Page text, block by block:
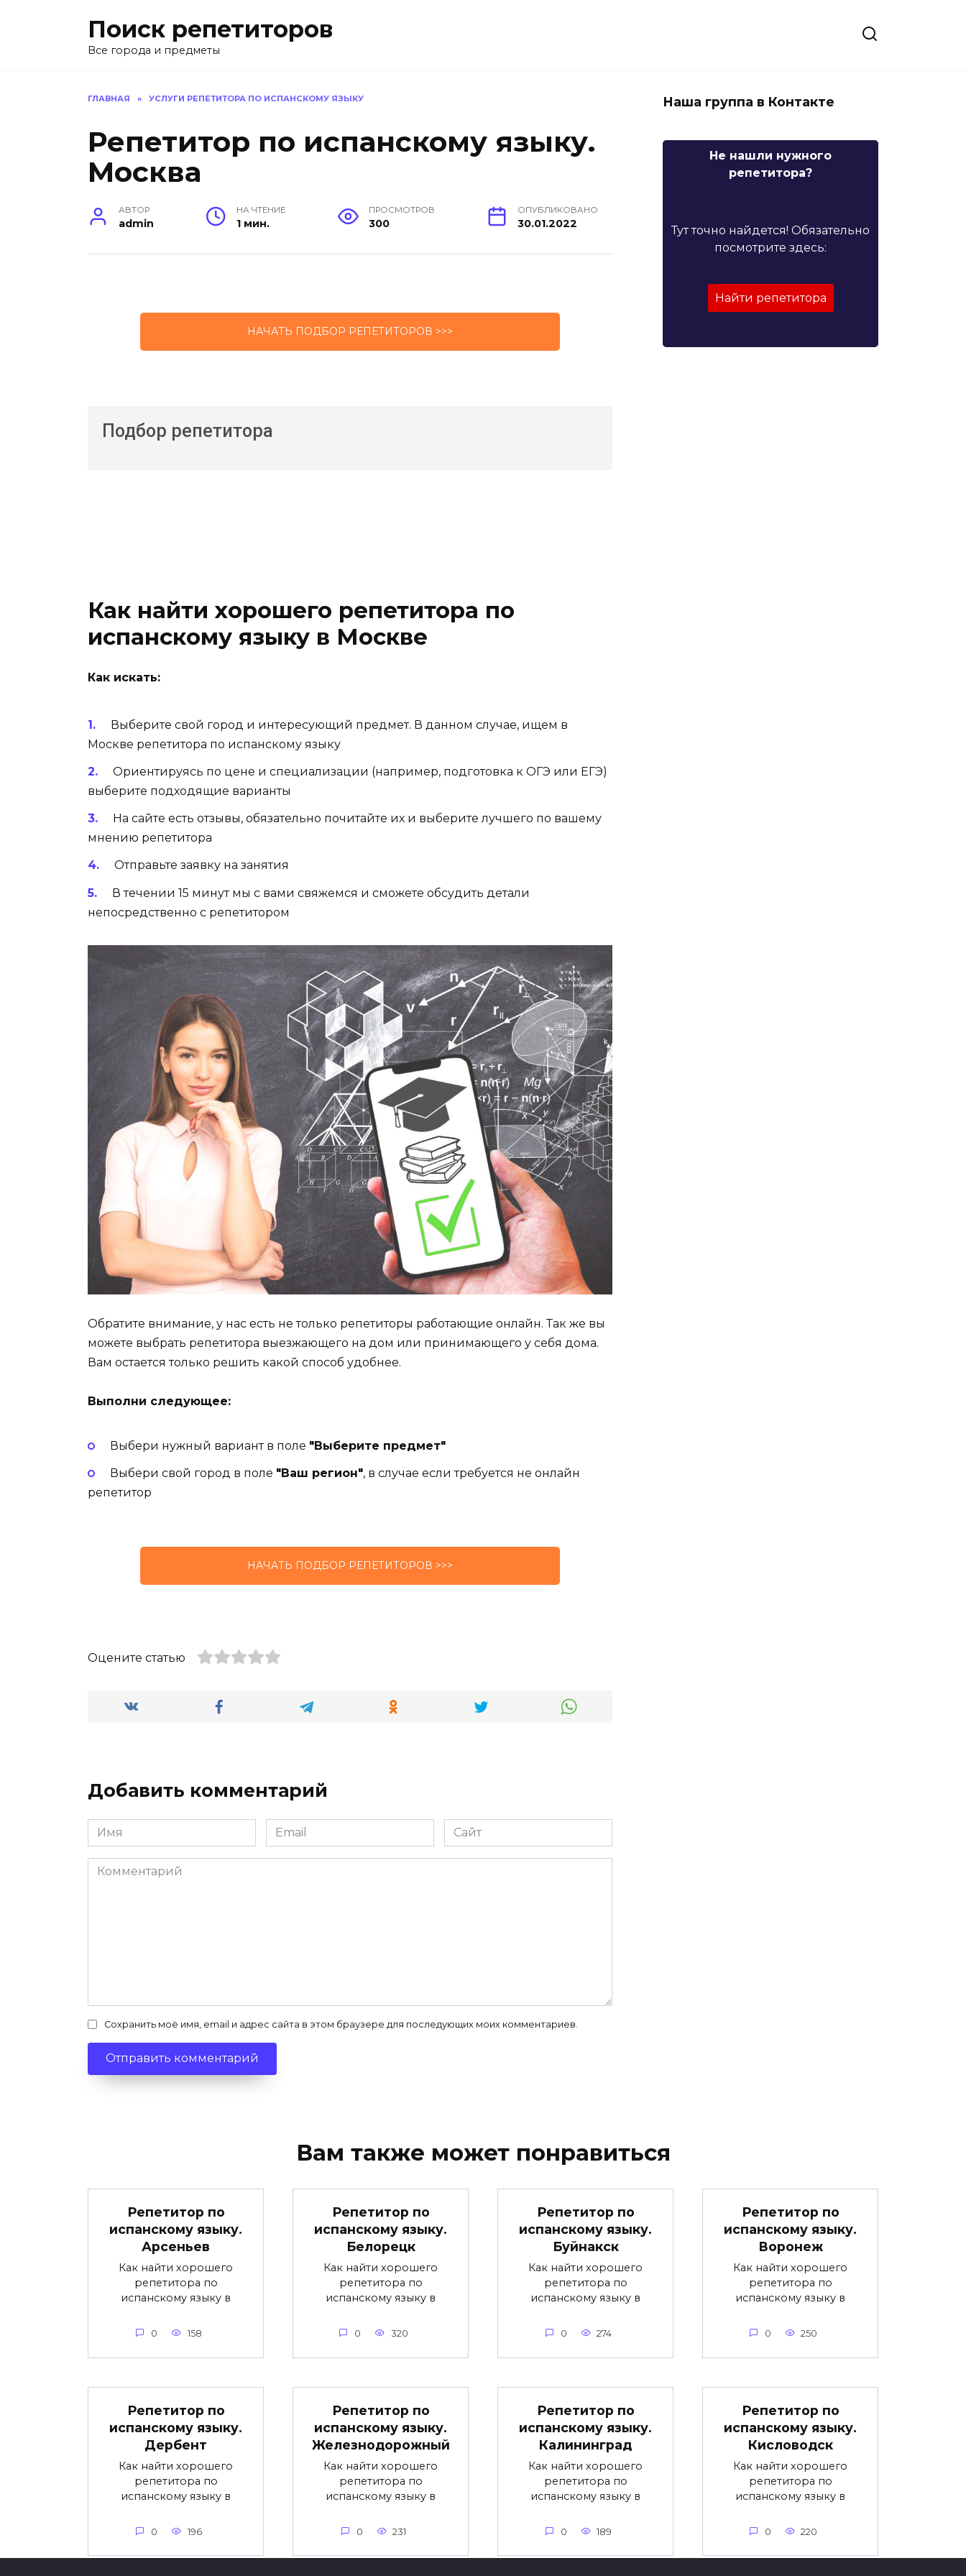
Поиск репетиторов
Все города и предметы
ГЛАВНАЯ » УСЛУГИ РЕПЕТИТОРА ПО ИСПАНСКОМУ ЯЗЫКУ
Репетитор по испанскому языку.
Москва
АВТОР
admin
НА ЧТЕНИЕ
1 мин.
ПРОСМОТРОВ
300
ОПУБЛИКОВАНО
30.01.2022
НАЧАТЬ ПОДБОР РЕПЕТИТОРОВ >>>
Подбор репетитора
Как найти хорошего репетитора по
испанскому языку в Москве
Как искать:
Выберите свой город и интересующий предмет. В данном случае, ищем в
Москве репетитора по испанскому языку
Ориентируясь по цене и специализации (например, подготовка к ОГЭ или ЕГЭ)
выберите подходящие варианты
На сайте есть отзывы, обязательно почитайте их и выберите лучшего по вашему
мнению репетитора
Отправьте заявку на занятия
В течении 15 минут мы с вами свяжемся и сможете обсудить детали
непосредственно с репетитором
Обратите внимание, у нас есть не только репетиторы работающие онлайн. Так же вы
можете выбрать репетитора выезжающего на дом или принимающего у себя дома.
Вам остается только решить какой способ удобнее.
Выполни следующее:
Выбери нужный вариант в поле "Выберите предмет"
Выбери свой город в поле "Ваш регион", в случае если требуется не онлайн
репетитор
НАЧАТЬ ПОДБОР РЕПЕТИТОРОВ >>>
Оцените статью
Добавить комментарий
Имя
*
Email
*
Сайт
Комментарий
Сохранить моё имя, email и адрес сайта в этом браузере для последующих моих комментариев.
Наша группа в Контакте
Не нашли нужного
репетитора?
Тут точно найдется! Обязательно
посмотрите здесь:
Найти репетитора
Вам также может понравиться
Репетитор по
испанскому языку.
Арсеньев
Как найти хорошего
репетитора по
испанскому языку в
0 158
Репетитор по
испанскому языку.
Белорецк
Как найти хорошего
репетитора по
испанскому языку в
0 320
Репетитор по
испанскому языку.
Буйнакск
Как найти хорошего
репетитора по
испанскому языку в
0 274
Репетитор по
испанскому языку.
Воронеж
Как найти хорошего
репетитора по
испанскому языку в
0 250
Репетитор по
испанскому языку.
Дербент
Как найти хорошего
репетитора по
испанскому языку в
0 196
Репетитор по
испанскому языку.
Железнодорожный
Как найти хорошего
репетитора по
испанскому языку в
0 231
Репетитор по
испанскому языку.
Калининград
Как найти хорошего
репетитора по
испанскому языку в
0 189
Репетитор по
испанскому языку.
Кисловодск
Как найти хорошего
репетитора по
испанскому языку в
0 220